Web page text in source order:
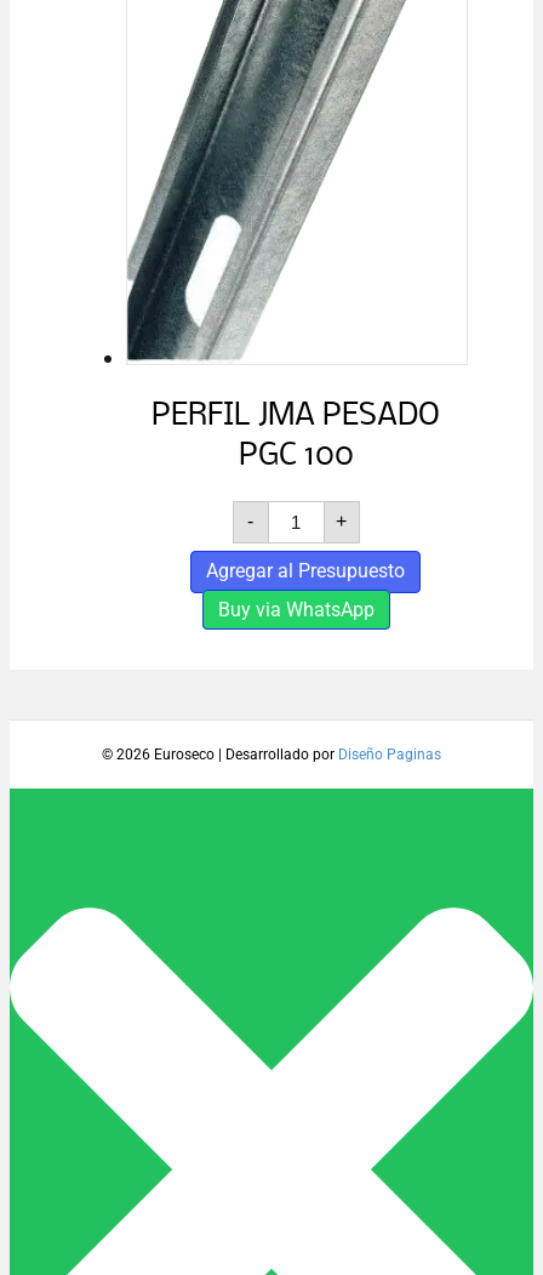
PERFIL JMA PESADO
PGC 100
-
PERFIL
JMA
PESADO
PGC
100
cantidad
+
Agregar al Presupuesto
Buy via WhatsApp
© 2026 Euroseco | Desarrollado por Diseño Paginas